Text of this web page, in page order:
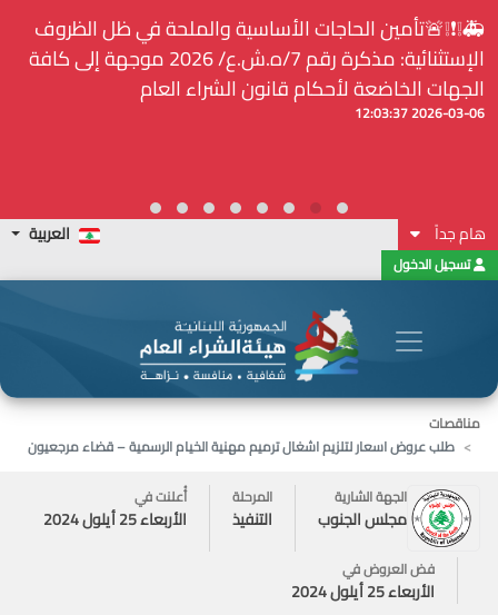
⚠️... ويكون النشر إلزامياً على المنصة الإلكترونيّة المركزيّة
لدى هيئة الشراء العام... الخ. (المادة 109 : الشفافية)
2026-02-24 13:48:11
هام جداً العربية
تسجيل الدخول
مناقصات
طلب عروض اسعار لتلزيم اشغال ترميم مهنية الخيام الرسمية – قضاء مرجعيون
الجهة الشارية
مجلس الجنوب
المرحلة
التنفيذ
أُعلنت في
الأربعاء 25 أيلول 2024
فض العروض في
الأربعاء 25 أيلول 2024